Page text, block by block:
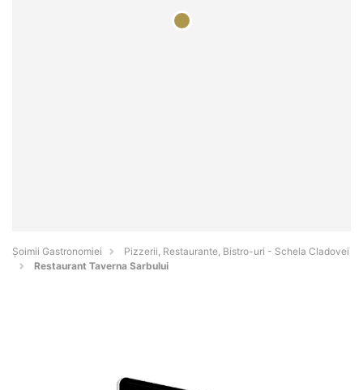
Șoimii Gastronomiei
Pizzerii, Restaurante, Bistro-uri - Schela Cladovei
Restaurant Taverna Sarbului